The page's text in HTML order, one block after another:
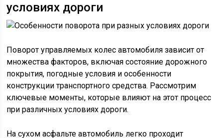
условиях дороги
Поворот управляемых колес автомобиля зависит от
множества факторов, включая состояние дорожного
покрытия, погодные условия и особенности
конструкции транспортного средства. Рассмотрим
ключевые моменты, которые влияют на этот процесс
при различных условиях дороги.
На сухом асфальте автомобиль легко проходит